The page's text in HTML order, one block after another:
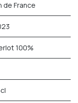
de France
100%